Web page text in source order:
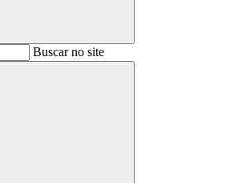
BuscarBuscar no site